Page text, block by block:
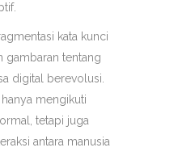
kata kunci
gambaran tentang
digital berevolusi.
mengikuti
tetapi juga
antara manusia